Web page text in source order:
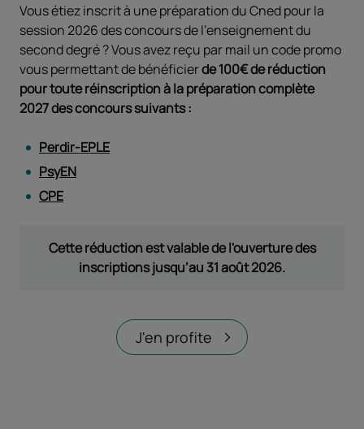
Vous étiez inscrit à une préparation du Cned pour la
session 2026 des concours de l'enseignement du
second degré ? Vous avez reçu par mail un code promo
vous permettant de bénéficierde 100€ de réduction
pour toute réinscription à la préparation complète
2027 des concours suivants :
Perdir-EPLE
PsyEN
CPE
Cette réduction est valable de l'ouverture des
inscriptions jusqu’au 31 août 2026.
J'en profite